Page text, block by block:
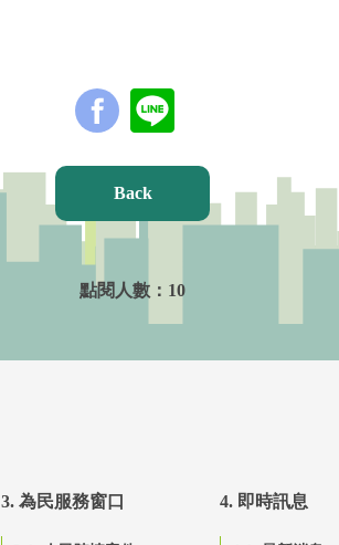
Back
點閱人數： 10
3. 為民服務窗口 4. 即時訊息